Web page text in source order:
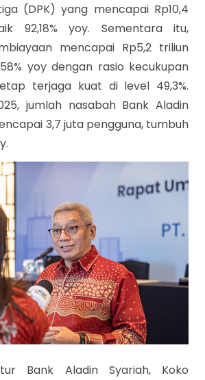
(DPK) yang mencapai Rp10,4
92,18% yoy. Sementara itu,
mencapai Rp5,2 triliun
yoy dengan rasio kecukupan
terjaga kuat di level 49,3%.
jumlah nasabah Bank Aladin
3,7 juta pengguna, tumbuh
Bank Aladin Syariah, Koko